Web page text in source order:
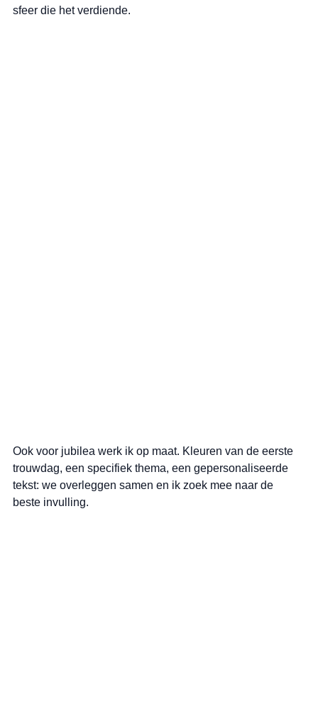
sfeer die het verdiende.
Ook voor jubilea werk ik op maat. Kleuren van de eerste
trouwdag, een specifiek thema, een gepersonaliseerde
tekst: we overleggen samen en ik zoek mee naar de
beste invulling.